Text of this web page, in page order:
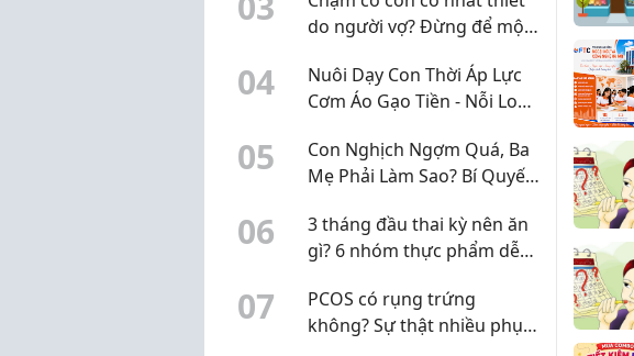
do người vợ? Đừng để một
nguyên nhân
04
Nuôi Dạy Con Thời Áp Lực
Cơm Áo Gạo Tiền - Nỗi Lo
Giúp Bé Phát Triển Toàn
Diện
05
Con Nghịch Ngợm Quá, Ba
Mẹ Phải Làm Sao? Bí Quyết
Không Cần La Hét
06
3 tháng đầu thai kỳ nên ăn
gì? 6 nhóm thực phẩm dễ
hai người"
07
PCOS có rụng trứng
không? Sự thật nhiều phụ